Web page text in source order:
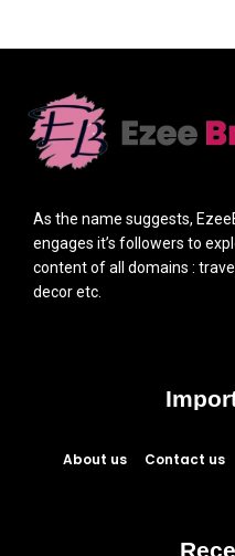
As the name suggests,
engages it’s followers to
content of all domains :
decor etc.
About us Contact us